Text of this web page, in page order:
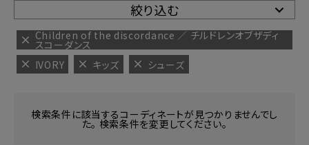
絞り込む
Children of the discordance ／ チルドレンオブザディ
スコーダンス
IVORY
キッズ シューズ
検索条件に該当するコーディネートが見つかりませんでし
た。 検索条件を変更してください。